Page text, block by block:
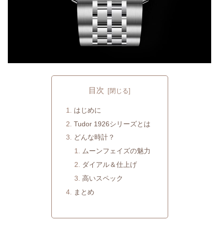
目次
はじめに
Tudor 1926シリーズとは
どんな時計？
ムーンフェイズの魅力
ダイアル＆仕上げ
高いスペック
まとめ